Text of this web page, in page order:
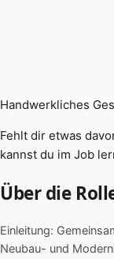
Handwerkliches
Fehlt dir etwas
kannst du im Job
Über die
Einleitung:
Neubau- und